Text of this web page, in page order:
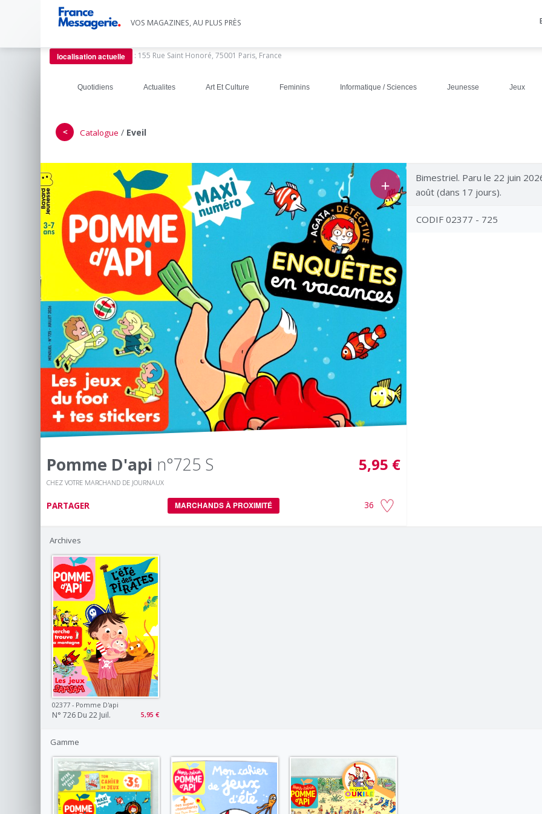
VOS MAGAZINES, AU PLUS PRÈS
localisation actuelle : 155 Rue Saint Honoré, 75001 Paris, France
Quotidiens Actualites Art Et Culture Feminins Informatique / Sciences Jeunesse Jeux
＜ Catalogue / Eveil
＋
Pomme D'api n°725 S
CHEZ VOTRE MARCHAND DE JOURNAUX
5,95 €
PARTAGER MARCHANDS À PROXIMITÉ 36
Bimestriel. Paru le 22 juin
août (dans 17 jours).
CODIF 02377 - 725
Archives
02377 - Pomme D'api
N° 726 Du 22 Juil. 5,95 €
Gamme